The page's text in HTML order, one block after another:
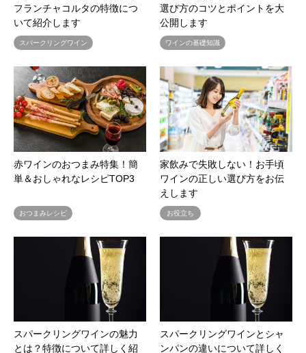
フランチャコルタの特徴につ
いて紹介します
スパークリングワイン
選び方のコツとポイントを大
公開します
ワインの基礎知識
赤ワインのおつまみ特集！簡
単＆おしゃれなレシピTOP3
おつまみレシピ
家飲みで失敗しない！お手頃
ワインの正しい選び方をお伝
えします
お役立ち
スパークリングワインの魅力
とは？特徴について詳しく紹
スパークリングワインとシャ
ンパンの違いについて詳しく